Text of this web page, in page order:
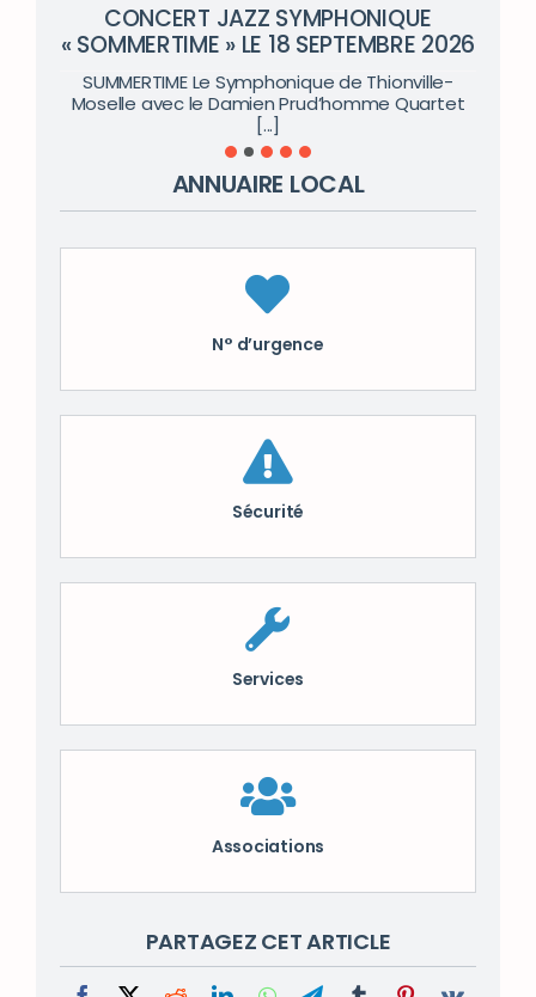
CONCERT JAZZ SYMPHONIQUE
« SOMMERTIME » LE 18 SEPTEMBRE 2026
SUMMERTIME Le Symphonique de Thionville-
Moselle avec le Damien Prud’homme Quartet
[...]
ANNUAIRE LOCAL
N° d’urgence
Sécurité
Services
Associations
PARTAGEZ CET ARTICLE